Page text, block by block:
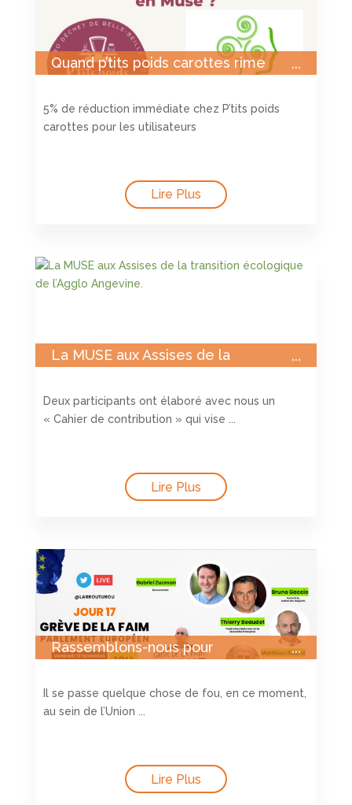
Quand p’tits poids carottes rime
avec p’tites dépenses en Muse !
5% de réduction immédiate chez P’tits poids
carottes pour les utilisateurs
Lire Plus
La MUSE aux Assises de la
transition écologique de l’Agglo
Deux participants ont élaboré avec nous un
« Cahier de contribution » qui vise ...
Lire Plus
Rassemblons-nous pour
#TaxonsLaSpeculation
Il se passe quelque chose de fou, en ce moment,
au sein de l’Union ...
Lire Plus